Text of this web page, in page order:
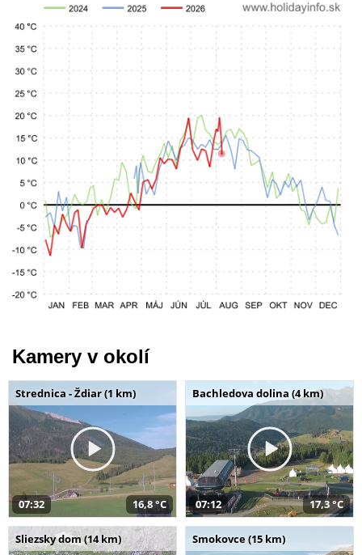
Kamery v okolí
Strednica - Ždiar (1 km)
07:32 16,8 °C
Bachledova dolina (4 km)
07:12 17,3 °C
Sliezsky dom (14 km) Smokovce (15 km)